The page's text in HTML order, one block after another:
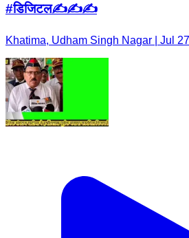
#डिजिटल✍️✍️✍️
Khatima, Udham Singh Nagar | Jul